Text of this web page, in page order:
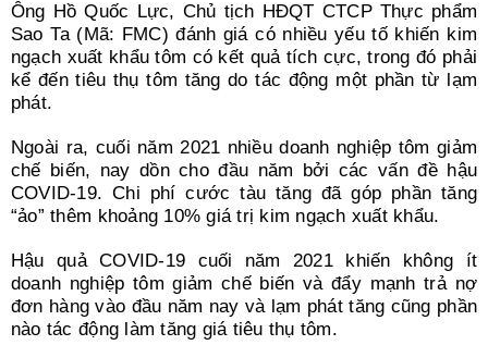
Ông Hồ Quốc Lực, Chủ tịch HĐQT CTCP Thực phẩm
Sao Ta (Mã: FMC) đánh giá có nhiều yếu tố khiến kim
ngạch xuất khẩu tôm có kết quả tích cực, trong đó phải
kể đến tiêu thụ tôm tăng do tác động một phần từ lạm
phát.
Ngoài ra, cuối năm 2021 nhiều doanh nghiệp tôm giảm
chế biến, nay dồn cho đầu năm bởi các vấn đề hậu
COVID-19. Chi phí cước tàu tăng đã góp phần tăng
“ảo” thêm khoảng 10% giá trị kim ngạch xuất khẩu.
Hậu quả COVID-19 cuối năm 2021 khiến không ít
doanh nghiệp tôm giảm chế biến và đẩy mạnh trả nợ
đơn hàng vào đầu năm nay và lạm phát tăng cũng phần
nào tác động làm tăng giá tiêu thụ tôm.